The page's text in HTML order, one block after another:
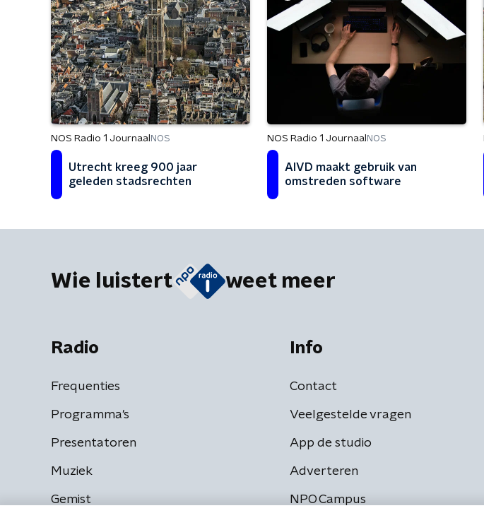
NOS Radio 1 Journaal NOS
Utrecht kreeg 900 jaar
geleden stadsrechten
NOS Radio 1 Journaal NOS
AIVD maakt gebruik van
omstreden software
Wie luistert weet meer
Radio
Frequenties
Programma's
Presentatoren
Muziek
Gemist
Info
Contact
Veelgestelde vragen
App de studio
Adverteren
NPO Campus